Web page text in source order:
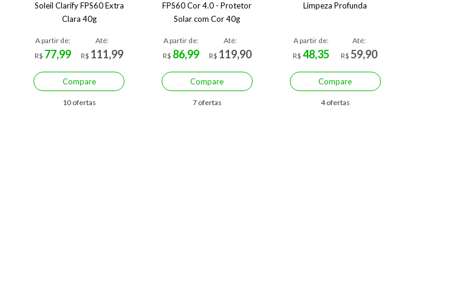
Soleil Clarify FPS60 Extra
Clara 40g
A partir de:
R$ 77,99
Até:
R$ 111,99
Compare
10 ofertas
FPS60 Cor 4.0 - Protetor
Solar com Cor 40g
A partir de:
R$ 86,99
Até:
R$ 119,90
Compare
7 ofertas
Limpeza Profunda
A partir de:
R$ 48,35
Até:
R$59,90
Compare
4 ofertas